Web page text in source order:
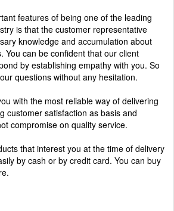
features of being one of the leading
is that the customer representative
knowledge and accumulation about
You can be confident that our client
by establishing empathy with you. So
questions without any hesitation.
with the most reliable way of delivering
customer satisfaction as basis and
compromise on quality service.
that interest you at the time of delivery
by cash or by credit card. You can buy